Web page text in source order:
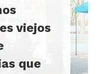
viejos
que